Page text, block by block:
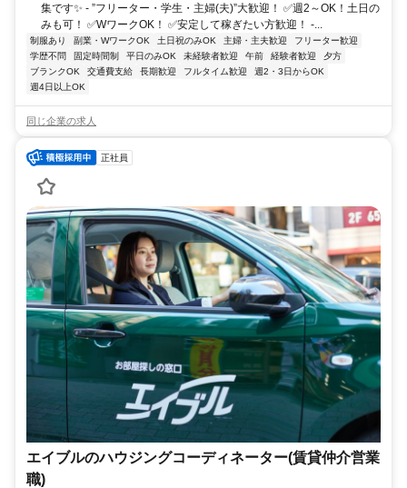
集です✨ - ”フリーター・学生・主婦(夫)”大歓迎！ ✅週2～OK！土日の
みも可！ ✅WワークOK！ ✅安定して稼ぎたい方歓迎！ -...
制服あり 副業・WワークOK 土日祝のみOK 主婦・主夫歓迎
フリーター歓迎
学歴不問
固定時間制 平日のみOK 未経験者歓迎 午前 経験者歓迎
夕方
ブランクOK
交通費支給 長期歓迎 フルタイム歓迎
週2・3日からOK
週4日以上OK
同じ企業の求人
正社員
エイブルのハウジングコーディネーター(賃貸仲介営業
職)